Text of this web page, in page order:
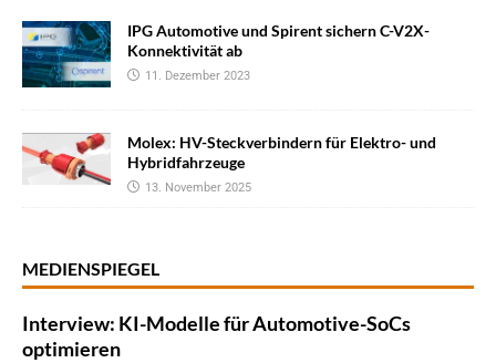
IPG Automotive und Spirent sichern C-V2X-
Konnektivität ab
11. Dezember 2023
Molex: HV-Steckverbindern für Elektro- und
Hybridfahrzeuge
13. November 2025
MEDIENSPIEGEL
Interview: KI-Modelle für Automotive-SoCs
optimieren